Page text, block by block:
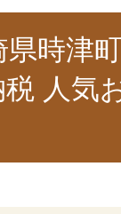
県時津
人気